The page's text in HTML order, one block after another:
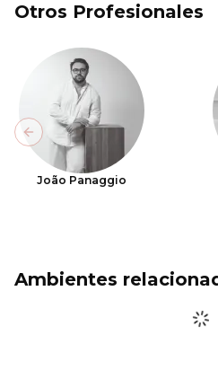
Otros Profesionales
João Panaggio
Previous slide
Ambientes